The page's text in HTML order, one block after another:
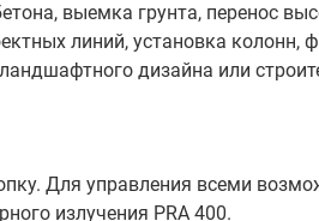
выемка грунта, перенос
линий, установка колонн,
дизайна или
Для управления всеми
излучения PRA 400.